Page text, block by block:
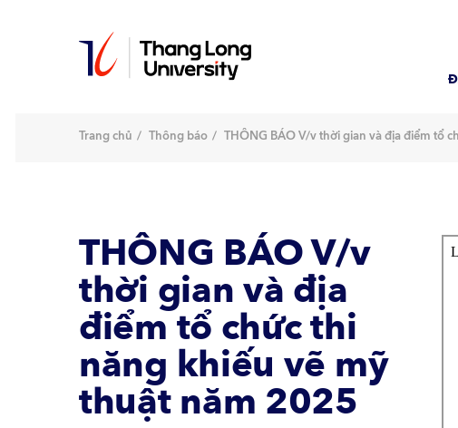
Trang chủ Thông báo THÔNG BÁO V/v thời gian và địa điểm tổ
THÔNG BÁO V/v
thời gian và địa
điểm tổ chức thi
năng khiếu vẽ mỹ
thuật năm 2025